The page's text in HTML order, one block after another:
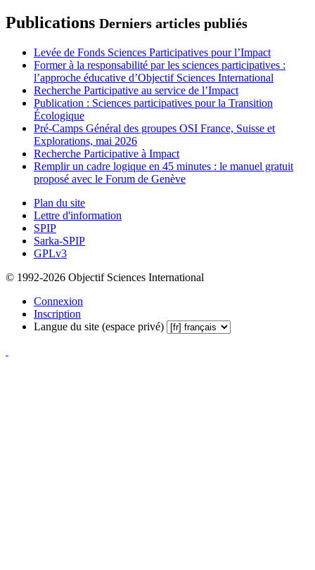
Publications Derniers articles publiés
Levée de Fonds Sciences Participatives pour l’Impact
Former à la responsabilité par les sciences participatives :
l’approche éducative d’Objectif Sciences International
Recherche Participative au service de l’Impact
Publication : Sciences participatives pour la Transition
Écologique
Pré-Camps Général des groupes OSI France, Suisse et
Explorations, mai 2026
Recherche Participative à Impact
Remplir un cadre logique en 45 minutes : le manuel gratuit
proposé avec le Forum de Genève
Plan du site
Lettre d'information
SPIP
Sarka-SPIP
GPLv3
© 1992-2026 Objectif Sciences International
Connexion
Inscription
Langue du site (espace privé)